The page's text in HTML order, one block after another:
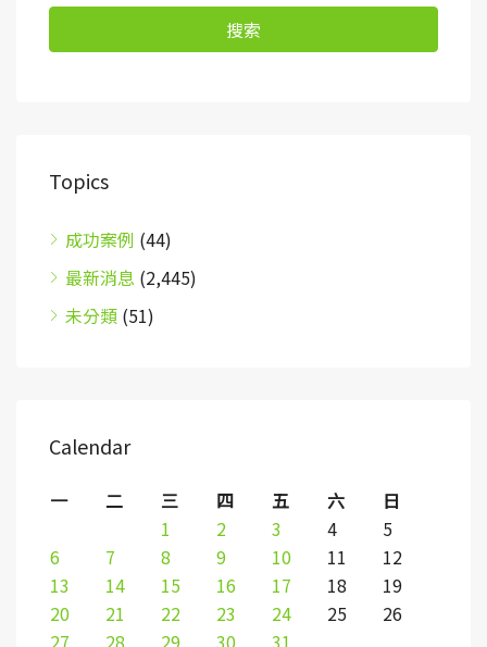
搜索
Topics
成功案例 (44)
最新消息 (2,445)
未分類 (51)
Calendar
一 二 三 四 五 六
日
1
2 3 4
5
6
7 8 9 10 11
12
13
14 15 16 17 18
19
20
21 22 23 24 25
26